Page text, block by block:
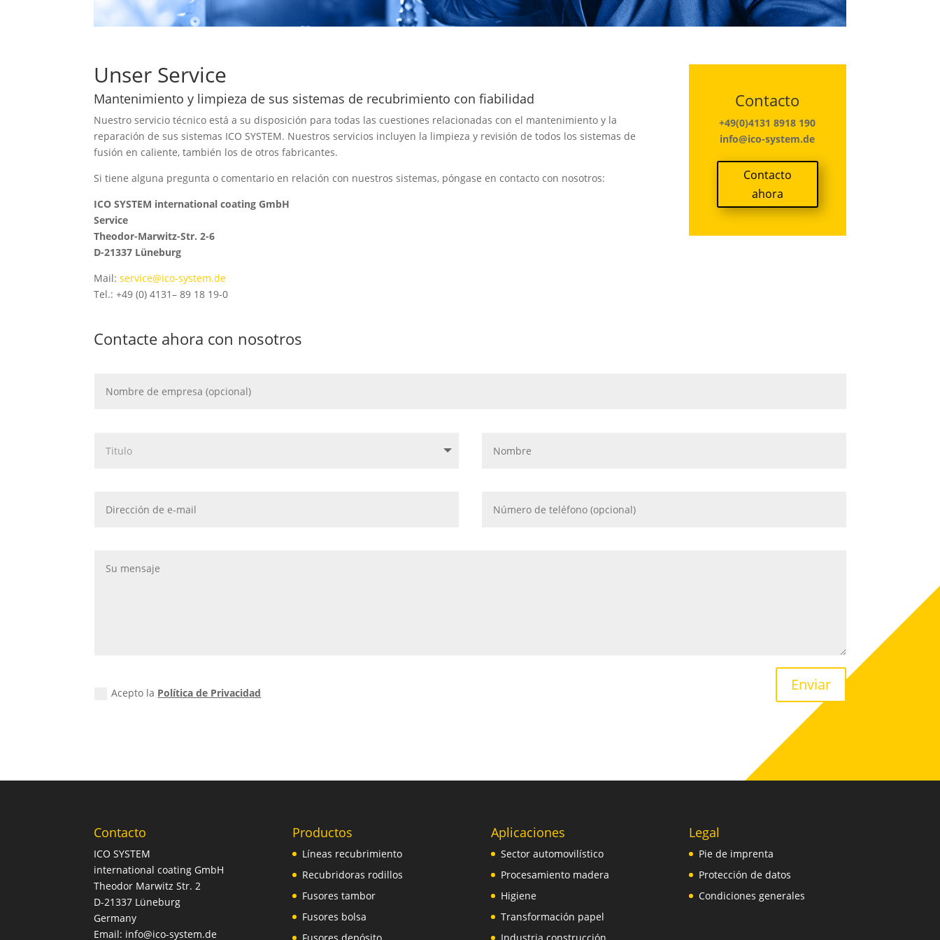
Unser Service
Mantenimiento y limpieza de sus sistemas de recubrimiento con fiabilidad
Nuestro servicio técnico está a su disposición para todas las cuestiones relacionadas con el mantenimiento y la
reparación de sus sistemas ICO SYSTEM. Nuestros servicios incluyen la limpieza y revisión de todos los sistemas de
fusión en caliente, también los de otros fabricantes.
Si tiene alguna pregunta o comentario en relación con nuestros sistemas, póngase en contacto con nosotros:
ICO SYSTEM international coating GmbH
Service
Theodor-Marwitz-Str. 2-6
D-21337 Lüneburg
Mail:service@ico-system.de
Tel.: +49 (0) 4131– 89 18 19-0
Contacto
+49(0)4131 8918 190
info@ico-system.de
Contacto
ahora
Contacte ahora con nosotros
Acepto la Política de Privacidad Enviar
Contacto
ICO SYSTEM
international coating GmbH
Theodor Marwitz Str. 2
D-21337 Lüneburg
Germany
Email: info@ico-system.de
Productos
Líneas recubrimiento
Recubridoras rodillos
Fusores tambor
Fusores bolsa
Fusores depósito
Aplicaciones
Sector automovilístico
Procesamiento madera
Higiene
Transformación papel
Industria construcción
Legal
Pie de imprenta
Protección de datos
Condiciones generales